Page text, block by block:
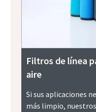
Filtros de línea
aire
Si sus aplicaciones
más limpio,